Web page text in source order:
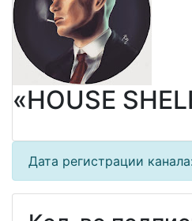
«HOUSE
Дата регистрации